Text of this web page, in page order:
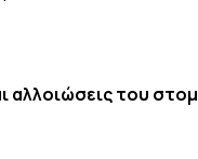
αλλοιώσεις του